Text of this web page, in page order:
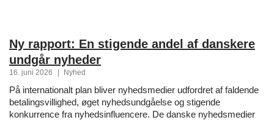
Ny rapport: En stigende andel af danskere
undgår nyheder
16. juni 2026 | Nyhed
På internationalt plan bliver nyhedsmedier udfordret af faldende
betalingsvillighed, øget nyhedsundgåelse og stigende
konkurrence fra nyhedsinfluencere. De danske nyhedsmedier